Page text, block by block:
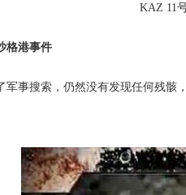
KAZ 11
港事件
事搜索，仍然没有发现任何残骸